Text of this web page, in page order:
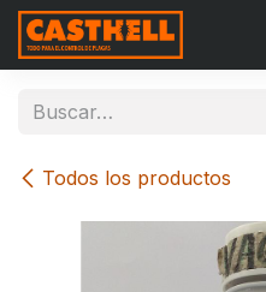
Ir al contenido
Todos los productos